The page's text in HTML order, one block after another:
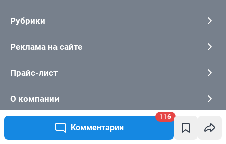
Комментарии
116
Рубрики
Реклама на сайте
Прайс-лист
О компании
Наши награды